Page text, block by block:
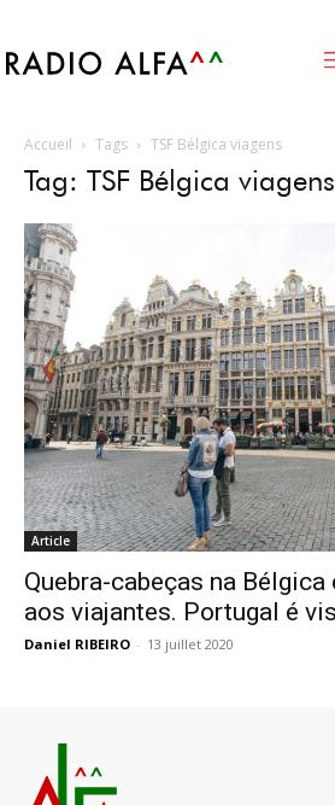
Accueil Tags TSF Bélgica viagens
Tag: TSF Bélgica viagens
Article
Quebra-cabeças na
aos viajantes. Portugal é
Daniel RIBEIRO - 13 juillet 2020